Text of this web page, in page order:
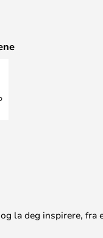
la deg inspirere, fra